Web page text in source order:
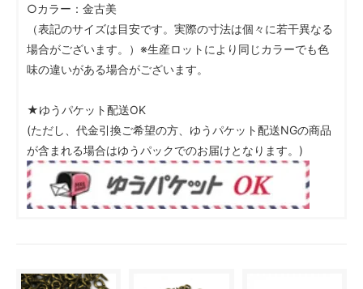
○カラー：金古美
（表記のサイズは目安です。実際の寸法は個々に若干異なる
場合がございます。）※生産ロットにより同じカラーでも色
味の違いがある場合がございます。
★ゆうパケット配送OK
(ただし、代金引換ご希望の方、ゆうパケット配送NGの商品
が含まれる場合はゆうパックでのお届けとなります。)